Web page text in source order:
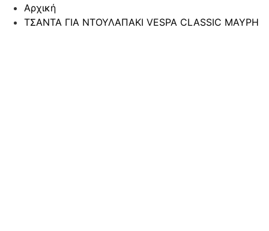
Αρχική
ΤΣΑΝΤΑ ΓΙΑ ΝΤΟΥΛΑΠΑΚΙ VESPA CLASSIC ΜΑΥΡΗ